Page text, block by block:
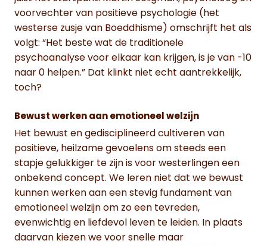
voorvechter van positieve psychologie (het
westerse zusje van Boeddhisme) omschrijft het als
volgt: “Het beste wat de traditionele
psychoanalyse voor elkaar kan krijgen, is je van -10
naar 0 helpen.” Dat klinkt niet echt aantrekkelijk,
toch?
Bewust werken aan emotioneel welzijn
Het bewust en gedisciplineerd cultiveren van
positieve, heilzame gevoelens om steeds een
stapje gelukkiger te zijn is voor westerlingen een
onbekend concept. We leren niet dat we bewust
kunnen werken aan een stevig fundament van
emotioneel welzijn om zo een tevreden,
evenwichtig en liefdevol leven te leiden. In plaats
daarvan kiezen we voor snelle maar